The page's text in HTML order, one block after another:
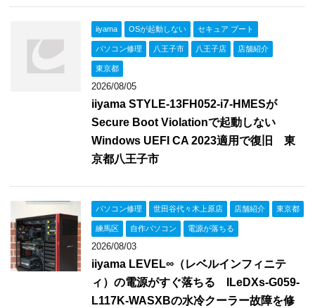
iiyama OSが起動しない セキュア ブート
パソコン修理 八王子市 八王子店 店舗紹介
東京都
2026/08/05
iiyama STYLE-13FH052-i7-HMESが
Secure Boot Violationで起動しない
Windows UEFI CA 2023適用で復旧 東
京都八王子市
パソコン修理 世田谷代々木上原店 店舗紹介 東京都
練馬区 自作パソコン 電源が落ちる
2026/08/03
iiyama LEVEL∞（レベルインフィニテ
ィ）の電源がすぐ落ちる ILeDXs-G059-
L117K-WASXBの水冷クーラー故障を修